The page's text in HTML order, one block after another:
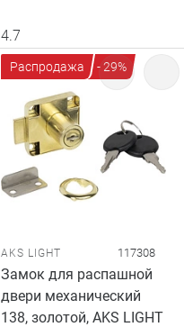
4.7
Распродажа - 29%
AKS LIGHT 117308
Замок для распашной
двери механический
138, золотой, AKS LIGHT